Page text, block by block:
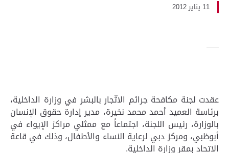
11 يناير 2012
عقدت لجنة مكافحة جرائم الاتّجار بالبشر في وزارة الداخلية،
برئاسة العميد أحمد محمد نخيرة، مدير إدارة حقوق الإنسان
بالوزارة، رئيس اللجنة، اجتماعاً مع ممثلي مراكز الإيواء في
أبوظبي، ومركز دبي لرعاية النساء والأطفال، وذلك في قاعة
الاتحاد بمقر وزارة الداخلية.